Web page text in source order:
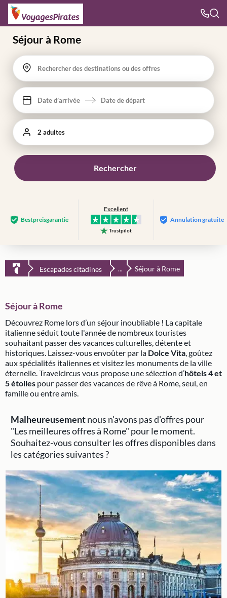
Séjour à Rome
Rechercher des destinations ou des offres
Date d’arrivée Date de départ
2 adultes
Rechercher
Bestpreis­garantie
Excellent
Trustpilot
Annulation gratuite
Escapades citadines ... Séjour à Rome
Séjour à Rome
Découvrez Rome lors d’un séjour inoubliable ! La capitale
italienne séduit toute l'année de nombreux touristes
souhaitant passer des vacances culturelles, détente et
historiques. Laissez-vous envoûter par la Dolce Vita, goûtez
aux spécialités italiennes et visitez les monuments de la ville
éternelle. Travelcircus vous propose une sélection d’hôtels 4 et
5 étoiles pour passer des vacances de rêve à Rome, seul, en
famille ou entre amis.
Malheureusementnous n'avons pas d'offres pour
"Les meilleures offres à Rome" pour le moment.
Souhaitez-vous consulter les offres disponibles dans
les catégories suivantes ?